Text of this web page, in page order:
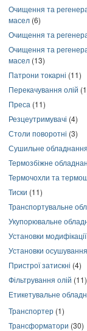
Очищення та
масел (6)
Очищення та
Очищення та
масел (13)
Патрони токарні (11)
Перекачування олій
Преса (11)
Резцеутримувачі (4)
Столи поворотні (3)
Сушильне обладнання
Термозбіжне
Термочохли та
Тиски (11)
Транспортувальне
Укупорювальне
Установки
Установки осушування
Пристрої затискні (4)
Фільтрування олій (11)
Етикетувальне
Транспортер (1)
Трансформатори (30)